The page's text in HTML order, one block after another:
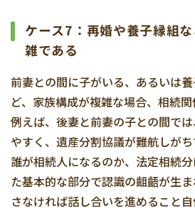
ケース7：再婚や養子縁組
雑である
前妻との間に子がいる、あるいは
ど、家族構成が複雑な場合、相続関
例えば、後妻と前妻の子との間で
やすく、遺産分割協議が難航しがち
誰が相続人になるのか、法定相続
た基本的な部分で認識の齟齬が生
さなければ話し合いを進めること